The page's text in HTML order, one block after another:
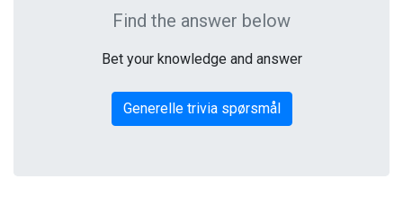
Find the answer below
Bet your knowledge and answer
Generelle trivia spørsmål